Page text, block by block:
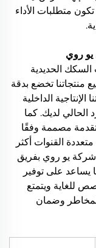
متطلبات الأداء
يو روي
الحديدية
جميع منتجاتنا تخضع بدقة
الإنتاجية الداخلية
الحالي لديك. كما
مصممة وفقًا
القنوات أكثر
يو روي بفريق
يساعد على توفير
للغاية ويتمتع
وضمان